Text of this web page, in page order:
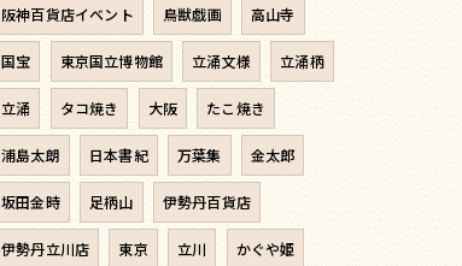
阪神百貨店イベント 鳥獣戯画 高山寺
国宝 東京国立博物館 立涌文様 立涌柄
立涌 タコ焼き 大阪 たこ焼き
浦島太朗 日本書紀 万葉集 金太郎
坂田金時 足柄山 伊勢丹百貨店
伊勢丹立川店 東京 立川 かぐや姫